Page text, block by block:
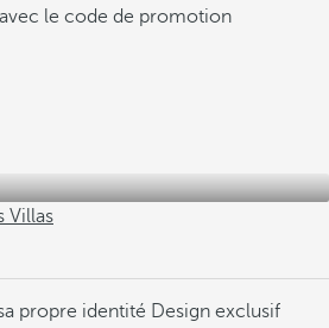
le code de promotion
Villas
propre identité Design exclusif